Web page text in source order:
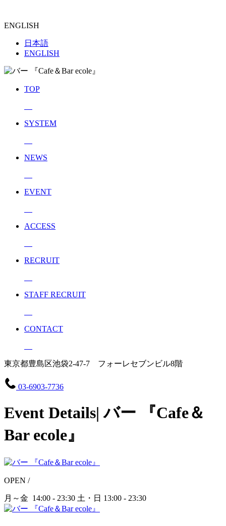
ENGLISH
日本語
ENGLISH
TOP
SYSTEM
NEWS
EVENT
ACCESS
RECRUIT
STAFF RECRUIT
CONTACT
東京都豊島区池袋2-47-7 フォーレセブンビル8階
03-6903-7736
Event Details| バー 『Cafe＆
Bar ecole』
OPEN /
月～金 14:00 - 23:30 土・日 13:00 - 23:30